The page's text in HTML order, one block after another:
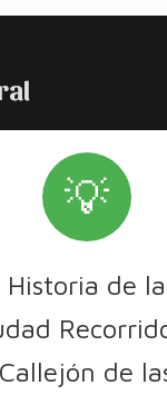
💡
Historia de la
Callejón de